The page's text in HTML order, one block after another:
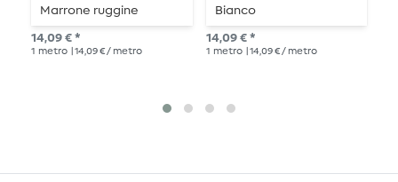
Marrone ruggine
14,09 € *
1 metro | 14,09 € / metro
Bianco
14,09 € *
1 metro | 14,09 € / metro